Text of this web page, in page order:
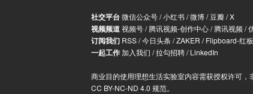
社交平台微信公众号/小红书/微博/豆瓣/X
视频频道视频号/腾讯视频-创作中心/腾讯视频/
订阅我们 RSS/今日头条 /ZAKER /Flipboard-红
一起工作加入我们 /拉勾招聘/LinkedIn
商业目的使用理想生活实验室内容需获授权许可
CC BY-NC-ND 4.0 规范。